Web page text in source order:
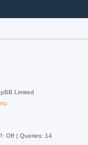
Limited
Off | Queries: 14